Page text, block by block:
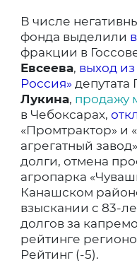
В числе
фонда выделили
фракции в
Евсеева, выход
Россия» депутата
Лукина, продажу
в Чебоксарах,
«Промтрактор» и
агрегатный
долги, отмена
агропарка
Канашском
взыскании с 83-
долгов за
рейтинге
Рейтинг (-5).